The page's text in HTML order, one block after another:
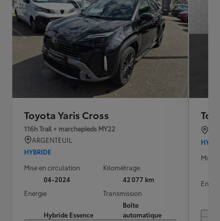
Toyota Yaris Cross
116h Trail + marchepieds MY22
ARGENTEUIL
HYBRIDE
Mise en circulation
04-2024
Kilométrage
42 077 km
Energie
Hybride Essence
Transmission
Boîte
automatique
Mise